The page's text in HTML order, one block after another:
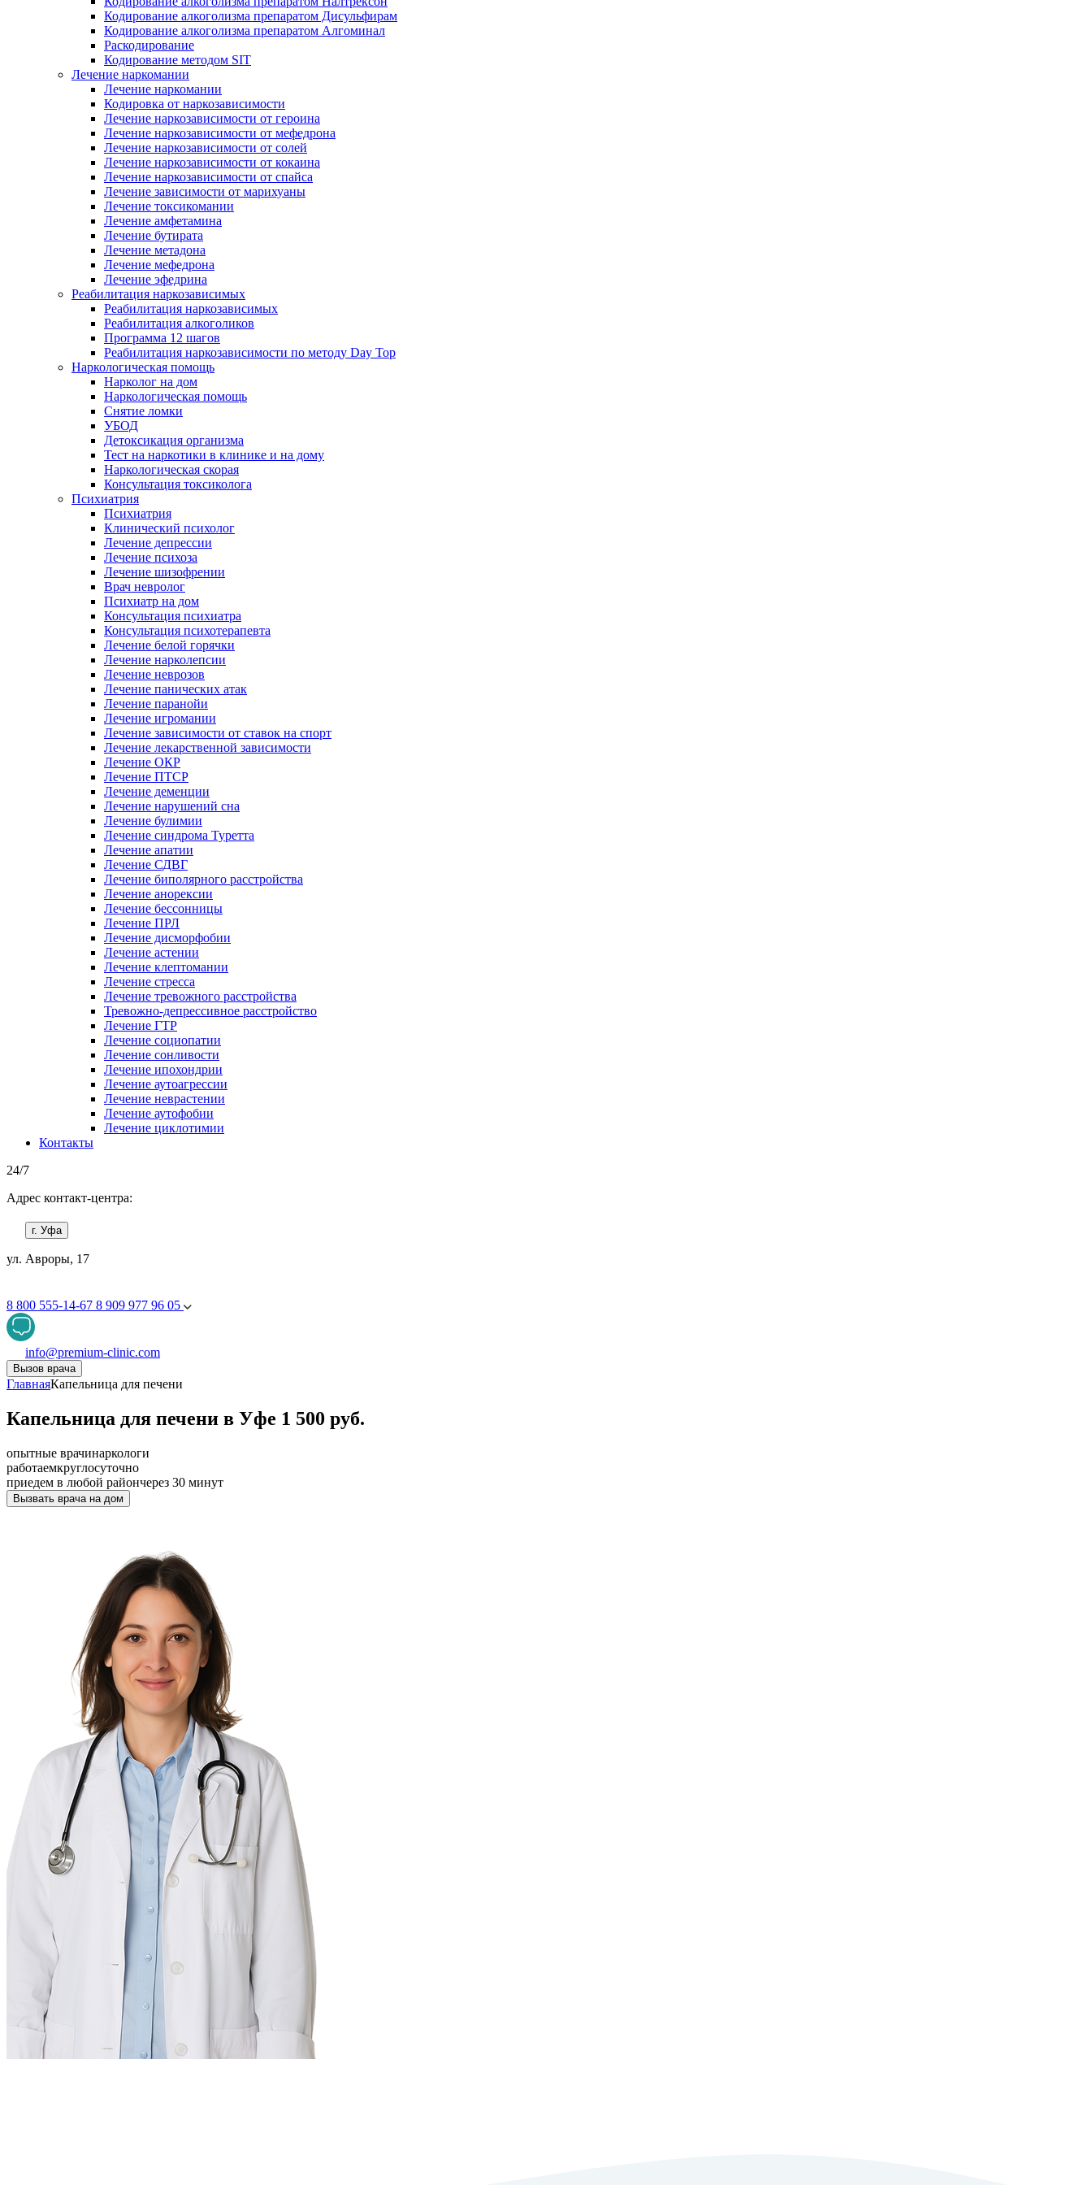
Кодирование алкоголизма препаратом Дисульфирам
Кодирование алкоголизма препаратом Алгоминал
Раскодирование
Кодирование методом SIT
Лечение наркомании
Лечение наркомании
Кодировка от наркозависимости
Лечение наркозависимости от героина
Лечение наркозависимости от мефедрона
Лечение наркозависимости от солей
Лечение наркозависимости от кокаина
Лечение наркозависимости от спайса
Лечение зависимости от марихуаны
Лечение токсикомании
Лечение амфетамина
Лечение бутирата
Лечение метадона
Лечение мефедрона
Лечение эфедрина
Реабилитация наркозависимых
Реабилитация наркозависимых
Реабилитация алкоголиков
Программа 12 шагов
Реабилитация наркозависимости по методу Day Top
Наркологическая помощь
Нарколог на дом
Наркологическая помощь
Снятие ломки
УБОД
Детоксикация организма
Тест на наркотики в клинике и на дому
Наркологическая скорая
Консультация токсиколога
Психиатрия
Психиатрия
Клинический психолог
Лечение депрессии
Лечение психоза
Лечение шизофрении
Врач невролог
Психиатр на дом
Консультация психиатра
Консультация психотерапевта
Лечение белой горячки
Лечение нарколепсии
Лечение неврозов
Лечение панических атак
Лечение паранойи
Лечение игромании
Лечение зависимости от ставок на спорт
Лечение лекарственной зависимости
Лечение ОКР
Лечение ПТСР
Лечение деменции
Лечение нарушений сна
Лечение булимии
Лечение синдрома Туретта
Лечение апатии
Лечение СДВГ
Лечение биполярного расстройства
Лечение анорексии
Лечение бессонницы
Лечение ПРЛ
Лечение дисморфобии
Лечение астении
Лечение клептомании
Лечение стресса
Лечение тревожного расстройства
Тревожно-депрессивное расстройство
Лечение ГТР
Лечение социопатии
Лечение сонливости
Лечение ипохондрии
Лечение аутоагрессии
Лечение неврастении
Лечение аутофобии
Лечение циклотимии
Контакты
24/7
Адрес контакт-центра:
г. Уфа
ул. Авроры, 17
8 800 555-14-67 8 909 977 96 05
info@premium-clinic.com
Вызов врача
ГлавнаяКапельница для печени
Капельница для печени в Уфе 1 500 руб.
опытные врачинаркологи
работаемкруглосуточно
приедем в любой райончерез 30 минут
Вызвать врача на дом